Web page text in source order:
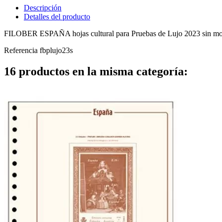
Descripción
Detalles del producto
FILOBER ESPAÑA hojas cultural para Pruebas de Lujo 2023 sin
Referencia fbplujo23s
16 productos en la misma categoría: